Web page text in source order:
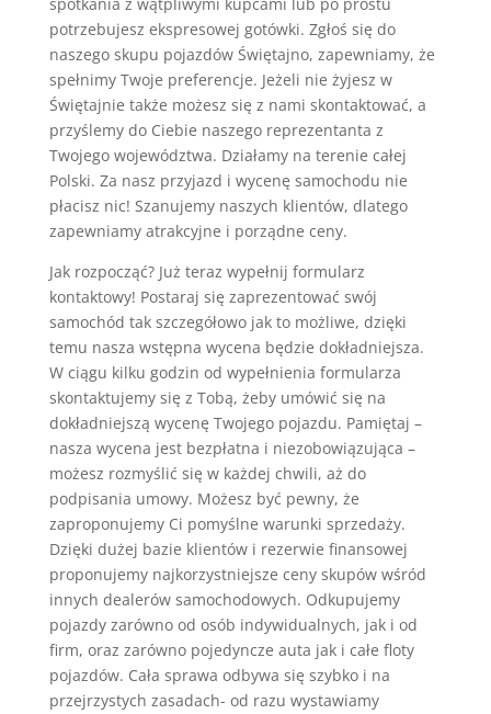
potrzebujesz ekspresowej gotówki. Zgłoś się do
naszego skupu pojazdów Świętajno, zapewniamy, że
spełnimy Twoje preferencje. Jeżeli nie żyjesz w
Świętajnie także możesz się z nami skontaktować, a
przyślemy do Ciebie naszego reprezentanta z
Twojego województwa. Działamy na terenie całej
Polski. Za nasz przyjazd i wycenę samochodu nie
płacisz nic! Szanujemy naszych klientów, dlatego
zapewniamy atrakcyjne i porządne ceny.
Jak rozpocząć? Już teraz wypełnij formularz
kontaktowy! Postaraj się zaprezentować swój
samochód tak szczegółowo jak to możliwe, dzięki
temu nasza wstępna wycena będzie dokładniejsza.
W ciągu kilku godzin od wypełnienia formularza
skontaktujemy się z Tobą, żeby umówić się na
dokładniejszą wycenę Twojego pojazdu. Pamiętaj –
nasza wycena jest bezpłatna i niezobowiązująca –
możesz rozmyślić się w każdej chwili, aż do
podpisania umowy. Możesz być pewny, że
zaproponujemy Ci pomyślne warunki sprzedaży.
Dzięki dużej bazie klientów i rezerwie finansowej
proponujemy najkorzystniejsze ceny skupów wśród
innych dealerów samochodowych. Odkupujemy
pojazdy zarówno od osób indywidualnych, jak i od
firm, oraz zarówno pojedyncze auta jak i całe floty
pojazdów. Cała sprawa odbywa się szybko i na
przejrzystych zasadach- od razu wystawiamy